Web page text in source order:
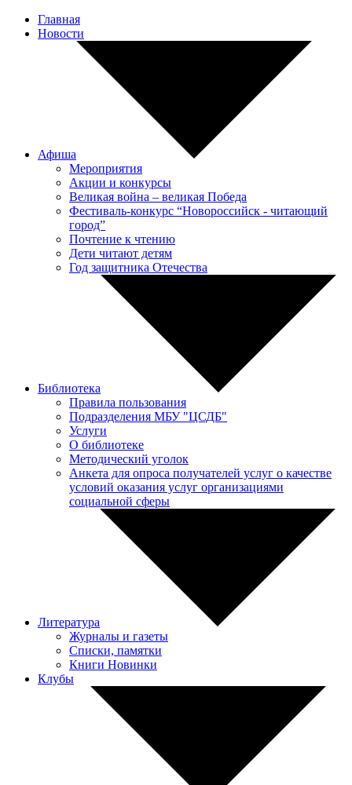
Главная
Новости
Афиша
Мероприятия
Акции и конкурсы
Великая война – великая Победа
Фестиваль-конкурс “Новороссийск - читающий
город”
Почтение к чтению
Дети читают детям
Год защитника Отечества
Библиотека
Правила пользования
Подразделения МБУ "ЦСДБ"
Услуги
О библиотеке
Методический уголок
Анкета для опроса получателей услуг о качестве
условий оказания услуг организациями
социальной сферы
Литература
Журналы и газеты
Списки, памятки
Книги Новинки
Клубы